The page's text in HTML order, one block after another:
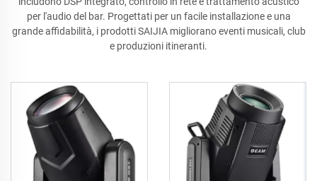
per l'audio del bar. Progettati per un facile installazione e una
grande affidabilità, i prodotti SAIJIA migliorano eventi musicali, club
e produzioni itineranti.